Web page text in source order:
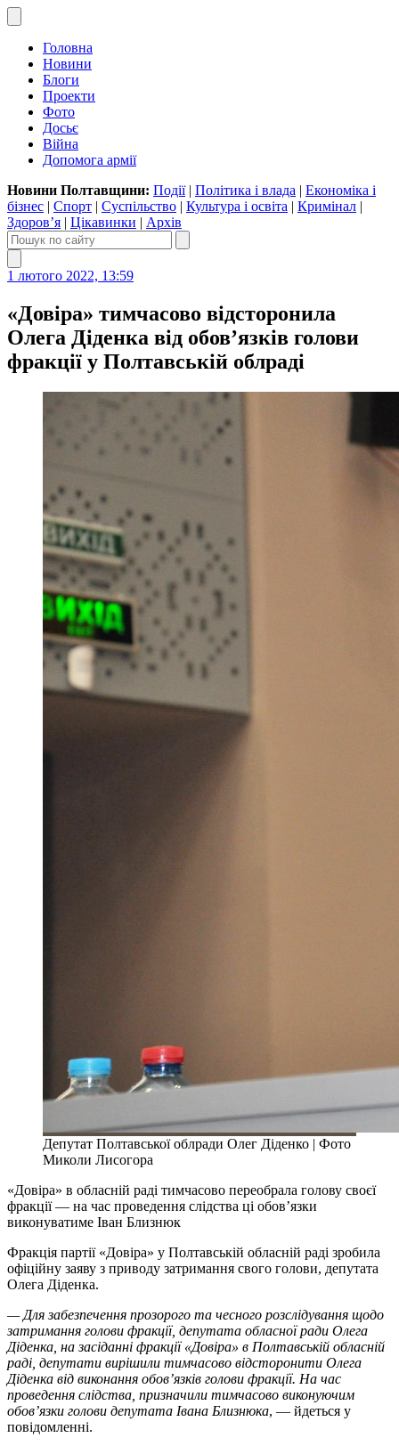
Головна
Новини
Блоги
Проекти
Фото
Досьє
Війна
Допомога армії
Новини Полтавщини: Події| Політика і влада | Економіка і
бізнес | Спорт | Суспільство | Культура і освіта | Кримінал |
Здоров’я | Цікавинки | Архів
1 лютого 2022, 13:59
«Довіра» тимчасово відсторонила
Олега Діденка від обов’язків голови
фракції у Полтавській облраді
Депутат Полтавської облради Олег Діденко | Фото
Миколи Лисогора
«Довіра» в обласній раді тимчасово переобрала голову своєї
фракції — на час проведення слідства ці обов’язки
виконуватиме Іван Близнюк
Фракція партії «Довіра» у Полтавській обласній раді зробила
офіційну заяву з приводу затримання свого голови, депутата
Олега Діденка.
— Для забезпечення прозорого та чесного розслідування щодо
затримання голови фракції, депутата обласної ради Олега
Діденка, на засіданні фракції «Довіра» в Полтавській обласній
раді, депутати вирішили тимчасово відсторонити Олега
Діденка від виконання обов’язків голови фракції. На час
проведення слідства, призначили тимчасово виконуючим
обов’язки голови депутата Івана Близнюка, — йдеться у
повідомленні.